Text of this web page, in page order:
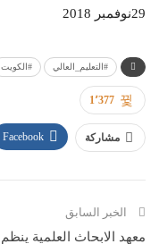
29نوفمبر
#التعليم_العالي #الكويت
1٬377
مشاركة Facebook
الخبر السابق
معهد الابحاث العلمية ينظم